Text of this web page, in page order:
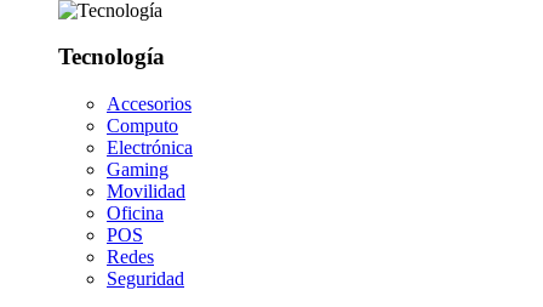
Tecnología
Accesorios
Computo
Electrónica
Gaming
Movilidad
Oficina
POS
Redes
Seguridad